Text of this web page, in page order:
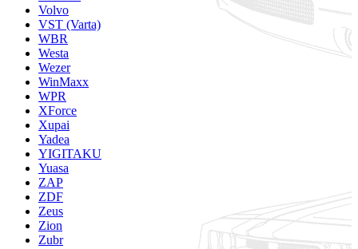
Volvo
VST (Varta)
WBR
Westa
Wezer
WinMaxx
WPR
XForce
Xupai
Yadea
YIGITAKU
Yuasa
ZAP
ZDF
Zeus
Zion
Zubr